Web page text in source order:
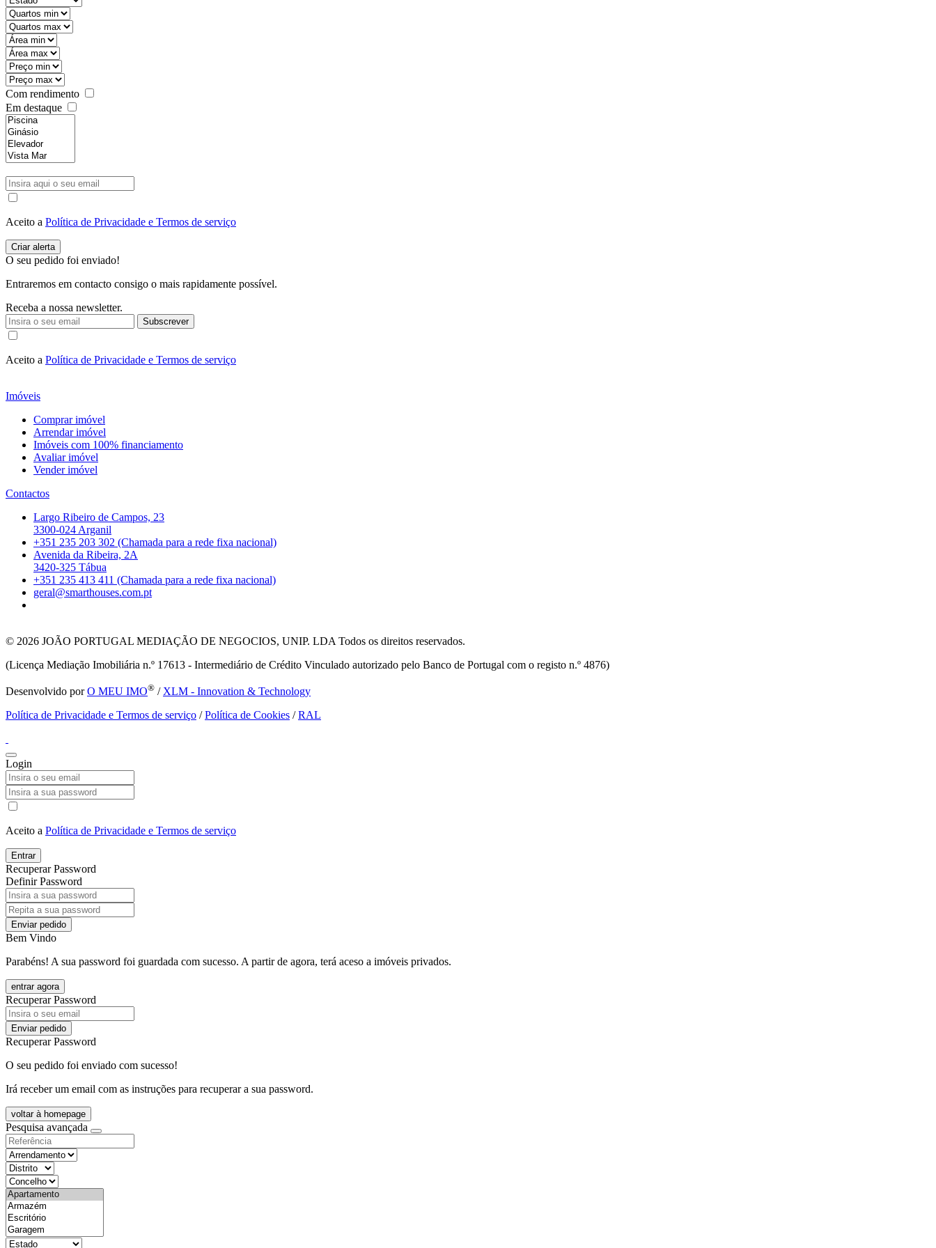
Com rendimento
Em destaque
Aceito a Política de Privacidade e Termos de serviço
O seu pedido foi enviado!
Entraremos em contacto consigo o mais rapidamente possível.
Receba a nossa newsletter.
Subscrever
Aceito a Política de Privacidade e Termos de serviço
Imóveis
Comprar imóvel
Arrendar imóvel
Imóveis com 100% financiamento
Avaliar imóvel
Vender imóvel
Contactos
Largo Ribeiro de Campos, 23
3300-024 Arganil
+351 235 203 302 (Chamada para a rede fixa nacional)
Avenida da Ribeira, 2A
3420-325 Tábua
+351 235 413 411 (Chamada para a rede fixa nacional)
geral@smarthouses.com.pt
© 2026 JOÃO PORTUGAL MEDIAÇÃO DE NEGOCIOS, UNIP. LDA Todos os direitos reservados.
(Licença Mediação Imobiliária n.º 17613 - Intermediário de Crédito Vinculado autorizado pelo Banco de Portugal com o registo n.º 4876)
Desenvolvido porO MEU IMO® / XLM - Innovation & Technology
Política de Privacidade e Termos de serviço /Política de Cookies /RAL
Login
Aceito a Política de Privacidade e Termos de serviço
Entrar
Recuperar Password
Definir Password
Enviar pedido
Bem Vindo
Parabéns! A sua password foi guardada com sucesso. A partir de agora, terá aceso a imóveis privados.
entrar agora
Recuperar Password
Enviar pedido
Recuperar Password
O seu pedido foi enviado com sucesso!
Irá receber um email com as instruções para recuperar a sua password.
voltar à homepage
Pesquisa avançada